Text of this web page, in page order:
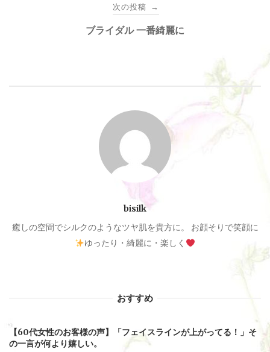
次の投稿 →
ブライダル 一番綺麗に
bisilk
癒しの空間でシルクのようなツヤ肌を貴方に。 お顔そりで笑顔に
ゆったり・綺麗に・楽しく
おすすめ
【60代女性のお客様の声】「フェイスラインが上がってる！」そ
の一言が何より嬉しい。